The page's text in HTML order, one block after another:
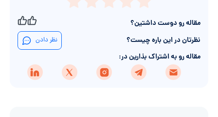
مقاله رو دوست داشتین؟
نظرتان در این باره چیست؟
نظر دادن
مقاله رو به اشتراک بذارین در: